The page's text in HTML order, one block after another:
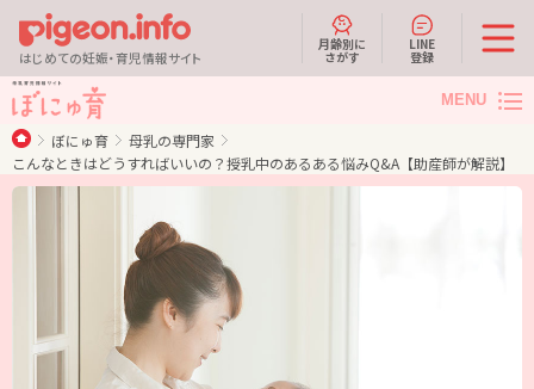
はじめての妊娠・育児情報サイト
月齢別に
さがす
LINE
登録
MENU
ぼにゅ育
母乳の専門家
こんなときはどうすればいいの？授乳中のあるある悩みQ&A【助産師が解説】